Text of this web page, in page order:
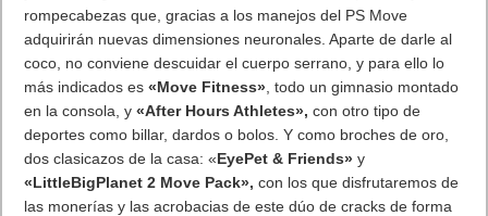
«sentido de águila» y el ojo de lince. Todo un hervidero de
bazares, santuarios, calles y colorido, incluyendo laluz
peculiar, producto de los espejos del Bósforo , que baña la
ciudad de una magia incomparable.Bello, muy bello. Y
sangriento, muy sangriento.
. Leer artículo completo en Frikipandi «Assassin’s Creed:
Revelations», recuerdo de Constantinopla